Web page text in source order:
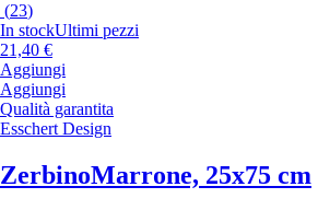
(23)
In stockUltimi pezzi
21,40 €
Aggiungi
Aggiungi
Qualità garantita
Esschert Design
ZerbinoMarrone, 25x75 cm